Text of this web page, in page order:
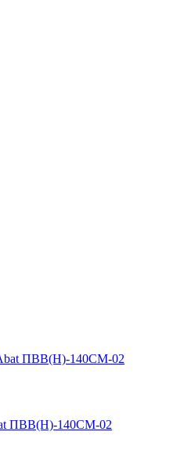
ПВВ(Н)-140СМ-02